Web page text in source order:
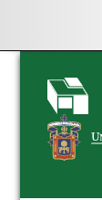
Skip
navigation